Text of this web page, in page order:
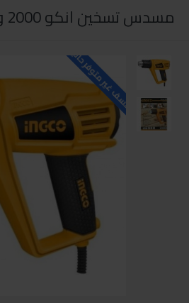
مسدس تسخين انكو 2000 وات
للاسف غير متوفر حاليا